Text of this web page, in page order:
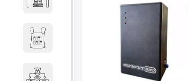
Специальная техника